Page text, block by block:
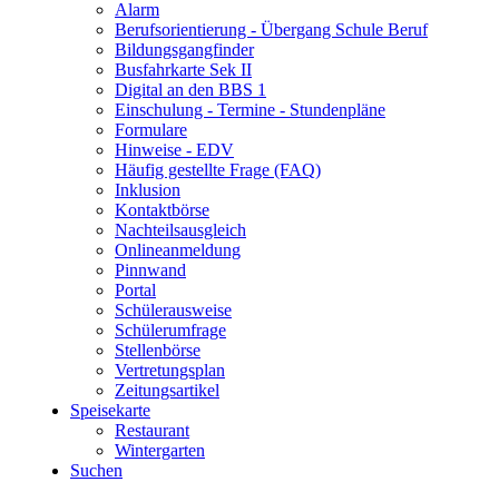
Alarm
Berufsorientierung - Übergang Schule Beruf
Bildungsgangfinder
Busfahrkarte Sek II
Digital an den BBS 1
Einschulung - Termine - Stundenpläne
Formulare
Hinweise - EDV
Häufig gestellte Frage (FAQ)
Inklusion
Kontaktbörse
Nachteilsausgleich
Onlineanmeldung
Pinnwand
Portal
Schülerausweise
Schülerumfrage
Stellenbörse
Vertretungsplan
Zeitungsartikel
Speisekarte
Restaurant
Wintergarten
Suchen